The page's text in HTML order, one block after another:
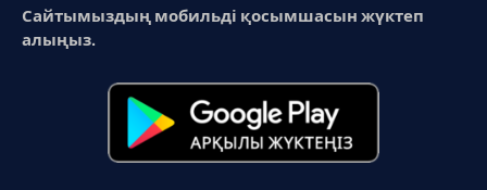
Сайтымыздың мобильді қосымшасын жүктеп
алыңыз.